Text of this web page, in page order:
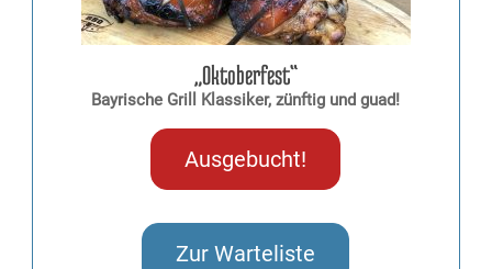
„Oktoberfest“
Bayrische Grill Klassiker, zünftig und guad!
Ausgebucht!
Zur Warteliste